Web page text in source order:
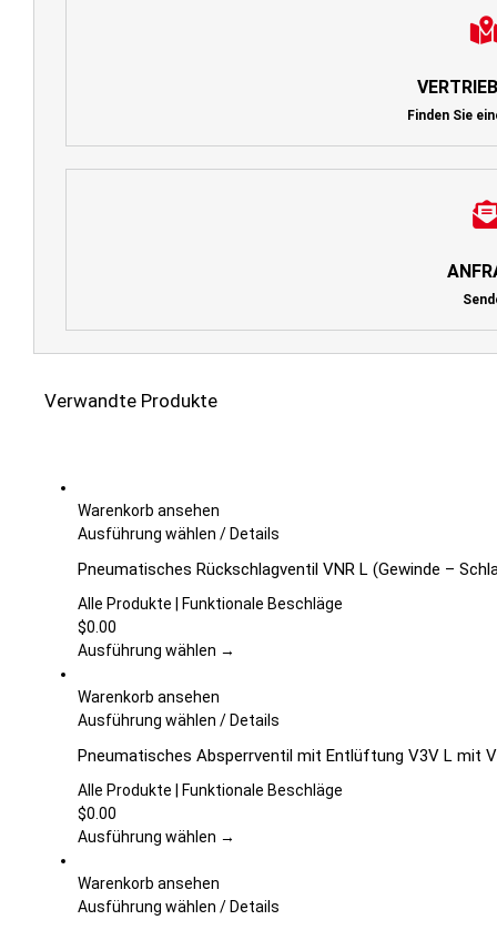
Finden Sie
Verwandte Produkte
Warenkorb ansehen
Ausführung wählen Dieses
weist
mehrere
auf.
Optionen
können
der
Produktseite
werden
/Details
Pneumatisches Rückschlagventil VNR L (Gewinde –
Alle Produkte | Funktionale Beschläge
$0.00
Ausführung wählen →
Warenkorb ansehen
Ausführung wählen Dieses
weist
mehrere
auf.
Optionen
können
/Details
Pneumatisches Absperrventil mit Entlüftung V3V L mit
Alle Produkte | Funktionale Beschläge
$0.00
Ausführung wählen →
Warenkorb ansehen
Ausführung wählen Dieses
/Details